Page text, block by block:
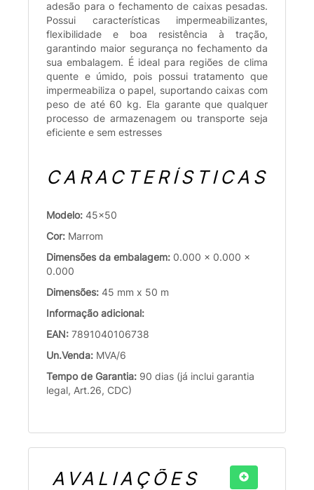
adesão para o fechamento de caixas pesadas.
Possui características impermeabilizantes,
flexibilidade e boa resistência à tração,
garantindo maior segurança no fechamento da
sua embalagem. É ideal para regiões de clima
quente e úmido, pois possui tratamento que
impermeabiliza o papel, suportando caixas com
peso de até 60 kg. Ela garante que qualquer
processo de armazenagem ou transporte seja
eficiente e sem estresses
CARACTERÍSTICAS
Modelo: 45x50
Cor: Marrom
Dimensões da embalagem: 0.000 x 0.000 x
0.000
Dimensões: 45 mm x 50 m
Informação adicional:
EAN: 7891040106738
Un.Venda: MVA/6
Tempo de Garantia: 90 dias (já inclui garantia
legal, Art.26, CDC)
AVALIAÇÕES